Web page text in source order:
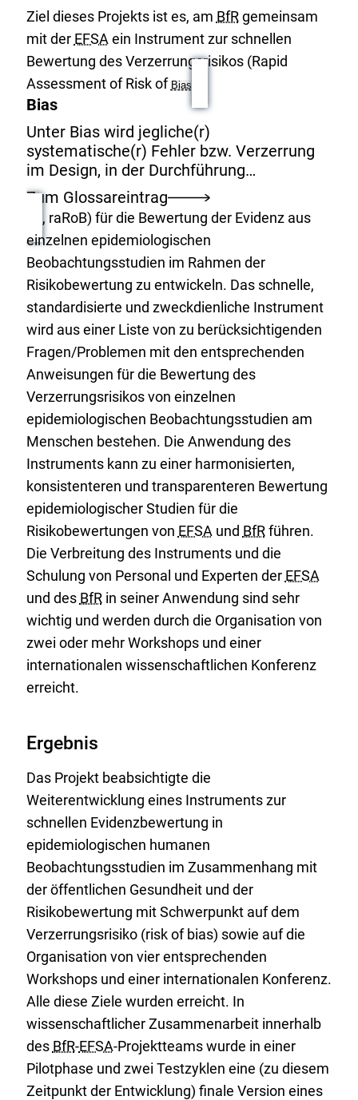
Ziel dieses Projekts ist es, am BfRgemeinsam
mit der EFSA ein Instrument zur schnellen
Bewertung des Verzerrungsrisikos (Rapid
Assessment of Risk of Bias
Bias
Unter Bias wird jegliche(r)
systematische(r) Fehler bzw. Verzerrung
im Design, in der Durchführung…
Zum Glossareintrag
, raRoB) für die Bewertung der Evidenz aus
einzelnen epidemiologischen
Beobachtungsstudien im Rahmen der
Risikobewertung zu entwickeln. Das schnelle,
standardisierte und zweckdienliche Instrument
wird aus einer Liste von zu berücksichtigenden
Fragen/Problemen mit den entsprechenden
Anweisungen für die Bewertung des
Verzerrungsrisikos von einzelnen
epidemiologischen Beobachtungsstudien am
Menschen bestehen. Die Anwendung des
Instruments kann zu einer harmonisierten,
konsistenteren und transparenteren Bewertung
epidemiologischer Studien für die
Risikobewertungen von EFSA und BfRführen.
Die Verbreitung des Instruments und die
Schulung von Personal und Experten der EFSA
und des BfRin seiner Anwendung sind sehr
wichtig und werden durch die Organisation von
zwei oder mehr Workshops und einer
internationalen wissenschaftlichen Konferenz
erreicht.
Ergebnis
Das Projekt beabsichtigte die
Weiterentwicklung eines Instruments zur
schnellen Evidenzbewertung in
epidemiologischen humanen
Beobachtungsstudien im Zusammenhang mit
der öffentlichen Gesundheit und der
Risikobewertung mit Schwerpunkt auf dem
Verzerrungsrisiko (risk of bias) sowie auf die
Organisation von vier entsprechenden
Workshops und einer internationalen Konferenz.
Alle diese Ziele wurden erreicht. In
wissenschaftlicher Zusammenarbeit innerhalb
des BfR-EFSA-Projektteams wurde in einer
Pilotphase und zwei Testzyklen eine (zu diesem
Zeitpunkt der Entwicklung) finale Version eines